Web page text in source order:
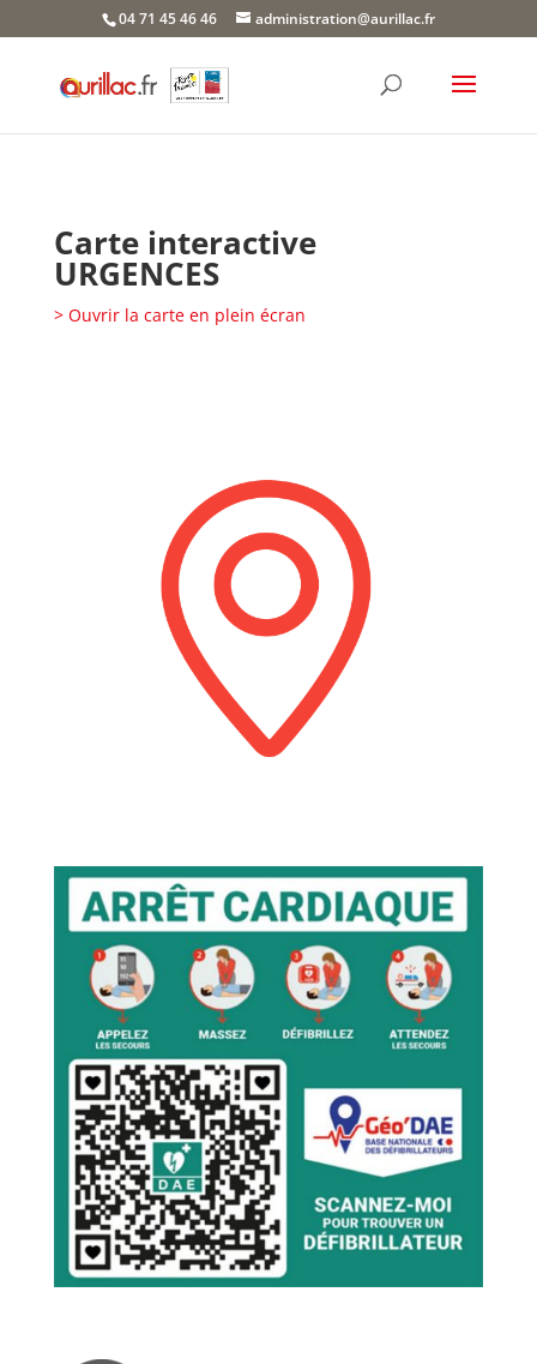
04 71 45 46 46 administration@aurillac.fr
Carte interactive
URGENCES
> Ouvrir la carte en plein écran